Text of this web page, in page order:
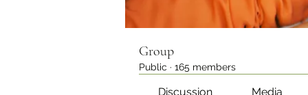
Group
Public · 165 members
Discussion Media